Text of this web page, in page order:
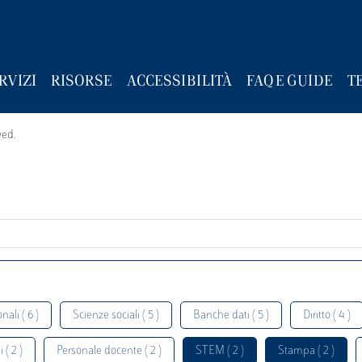
RISORSE ACCESSIBILITÀ FAQ E GUIDE
( 6 ) Scienze sociali ( 5 ) Banche dati ( 5 ) Diritto ( 4 )
( 2 ) Personale docente ( 2 ) STEM ( 2 ) Stampa ( 2 )